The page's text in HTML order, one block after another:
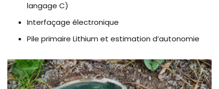
langage C)
Interfaçage électronique
Pile primaire Lithium et estimation d’autonomie